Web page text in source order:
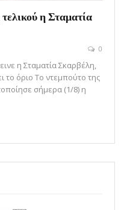
η Σταματία
0
η Σταματία Σκαρβέλη,
το όριο Το ντεμπούτο της
σήμερα (1/8) η